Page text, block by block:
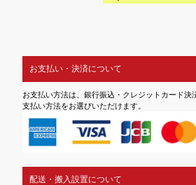
お支払い・決済について
お支払い方法は、銀行振込・クレジットカード決
支払い方法をお選びいただけます。
配送・搬入設置について